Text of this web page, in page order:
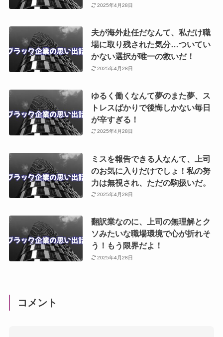
2025年4月28日
夫が海外赴任だなんて、私だけ職
場に取り残された気分…ついてい
かない選択が唯一の救いだ！
2025年4月28日
ゆるく働くなんて夢のまた夢、ス
トレスばかりで後悔しかない毎日
が辛すぎる！
2025年4月28日
ミスを報告できる人なんて、上司
のお気に入りだけでしょ！私の努
力は無視され、ただの駒扱いだ。
2025年4月28日
翻訳業なのに、上司の無理解とク
ソみたいな職場環境で心が折れそ
う！もう限界だよ！
2025年4月28日
コメント